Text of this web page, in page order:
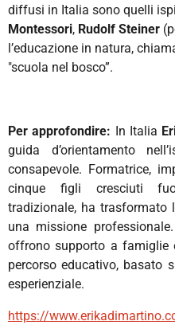
diffusi in Italia sono quelli
Montessori, Rudolf Steiner
l’educazione in natura,
"scuola nel bosco”.
Per approfondire: In Italia
guida d’orientamento
consapevole. Formatrice,
cinque figli cresciuti
tradizionale, ha trasformato
una missione
offrono supporto a famiglie
percorso educativo, basato
esperienziale.
https://